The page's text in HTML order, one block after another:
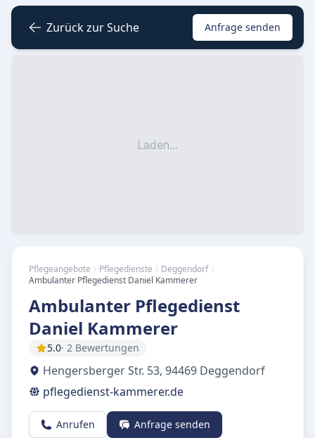
Zurück zur Suche Anfrage senden
Laden...
Pflegeangebote Pflegedienste
Deggendorf
Ambulanter Pflegedienst Daniel Kammerer
Ambulanter Pflegedienst
Daniel Kammerer
5.0· 2 Bewertungen
Hengersberger Str. 53, 94469 Deggendorf
pflegedienst-kammerer.de
Anrufen Anfrage senden